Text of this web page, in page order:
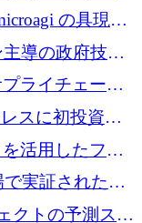
の具現化
導の政府技術
を拡大し ETG
ライチェーン
ルを確保
スに初投資、
ーロを拠出
活用したファ
プラットフォ
ドを調達
実証された防
ユーロの欧州
クトの予測スタ